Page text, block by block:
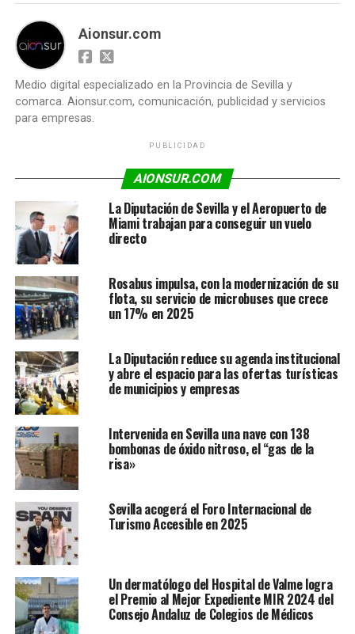
Aionsur.com
Medio digital especializado en la Provincia de Sevilla y
comarca. Aionsur.com, comunicación, publicidad y servicios
para empresas.
PUBLICIDAD
AIONSUR.COM
La Diputación de Sevilla y el Aeropuerto de
Miami trabajan para conseguir un vuelo
directo
Rosabus impulsa, con la modernización de su
flota, su servicio de microbuses que crece
un 17% en 2025
La Diputación reduce su agenda institucional
y abre el espacio para las ofertas turísticas
de municipios y empresas
Intervenida en Sevilla una nave con 138
bombonas de óxido nitroso, el “gas de la
risa»
Sevilla acogerá el Foro Internacional de
Turismo Accesible en 2025
Un dermatólogo del Hospital de Valme logra
el Premio al Mejor Expediente MIR 2024 del
Consejo Andaluz de Colegios de Médicos